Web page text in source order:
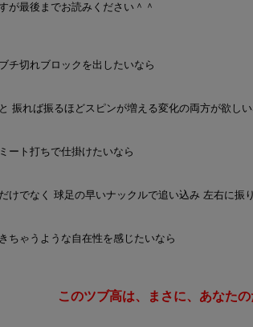
が最後までお読みください＾＾
チ切れブロックを出したいなら
振れば振るほどスピンが増える変化の両方が欲しい
ート打ちで仕掛けたいなら
けでなく 球足の早いナックルで追い込み 左右に振
ちゃうような自在性を感じたいなら
このツブ高は、まさに、あなたの